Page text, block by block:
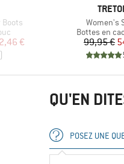
€
Article
Women's
Product
Bottes en
99,95 €
QU'EN
POSEZ UNE